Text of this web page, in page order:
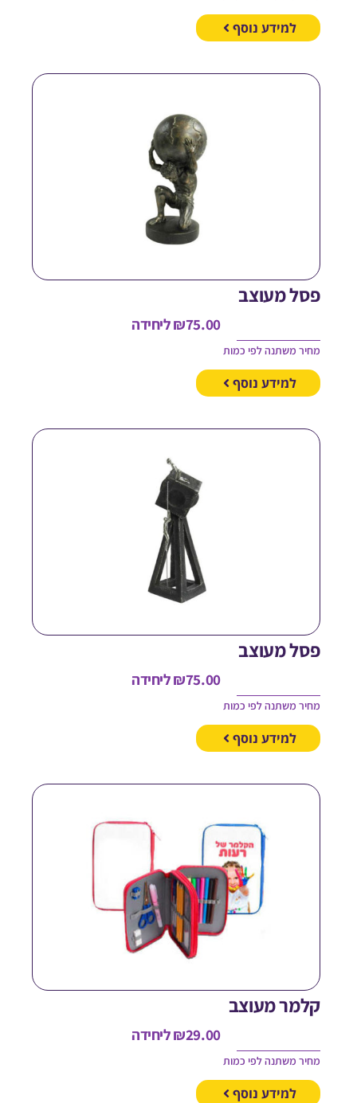
למידע נוסף
מעוצב
₪ליחידה
משתנה לפי כמות
למידע נוסף
מעוצב
₪ליחידה
משתנה לפי כמות
למידע נוסף
מעוצב
₪ליחידה
משתנה לפי כמות
למידע נוסף